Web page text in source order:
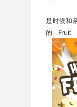
是时候和
的